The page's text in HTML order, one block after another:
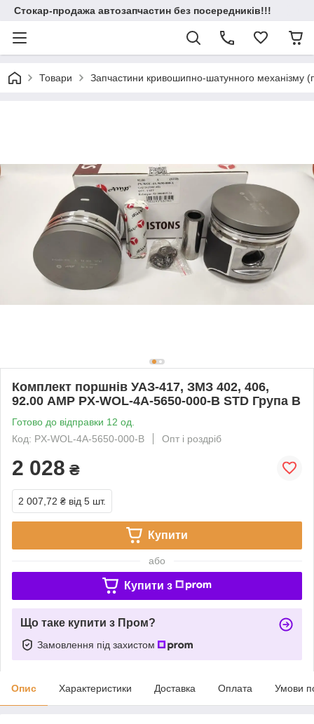
Стокар-продажа автозапчастин без посередників!!!
Товари Запчастини кривошипно-шатунного механізму
Комплект поршнів УАЗ-417, ЗМЗ 402, 406,
92.00 AMP PX-WOL-4A-5650-000-B STD Група В
Готово до відправки 12 од.
Код: PX-WOL-4A-5650-000-B
Опт і роздріб
2 028 ₴
2 007,72 ₴ від 5 шт.
Купити
або
Купити з
Що таке купити з Пром?
Замовлення під захистом
Опис Характеристики Доставка Оплата Умови